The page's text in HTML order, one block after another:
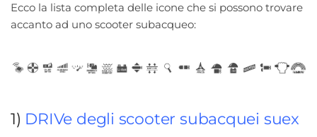
Ecco la lista completa delle icone che si possono trovare
accanto ad uno scooter subacqueo:
1) DRIVe degli scooter subacquei suex